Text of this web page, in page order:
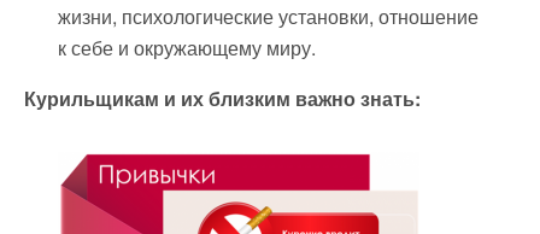
жизни, психологические установки, отношение
к себе и окружающему миру.
Курильщикам и их близким важно знать: